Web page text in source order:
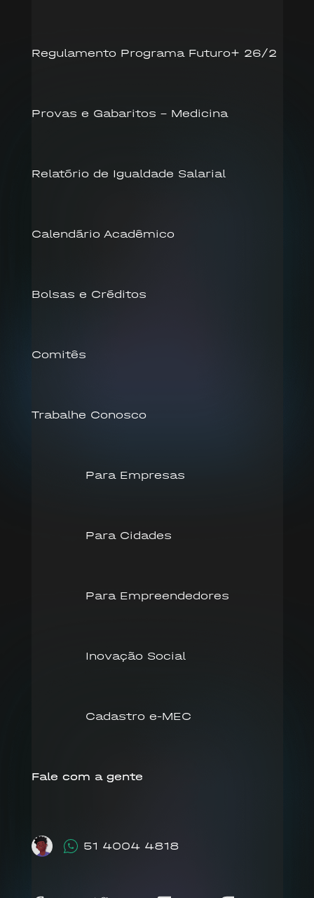
Regulamento Programa Futuro+ 26/2
Provas e Gabaritos – Medicina
Relatório de Igualdade Salarial
Calendário Acadêmico
Bolsas e Créditos
Comitês
Trabalhe Conosco
Para Empresas
Para Cidades
Para Empreendedores
Inovação Social
Cadastro e-MEC
Fale com a gente
51 4004 4818